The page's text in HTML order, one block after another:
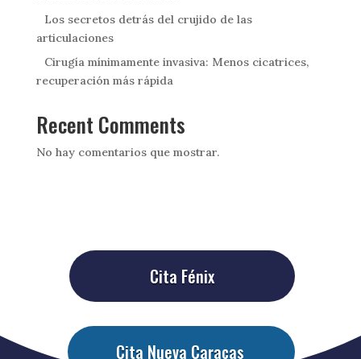
Los secretos detrás del crujido de las
articulaciones
Cirugía mínimamente invasiva: Menos cicatrices,
recuperación más rápida
Recent Comments
No hay comentarios que mostrar.
Cita Fénix
Cita Nueva Caracas